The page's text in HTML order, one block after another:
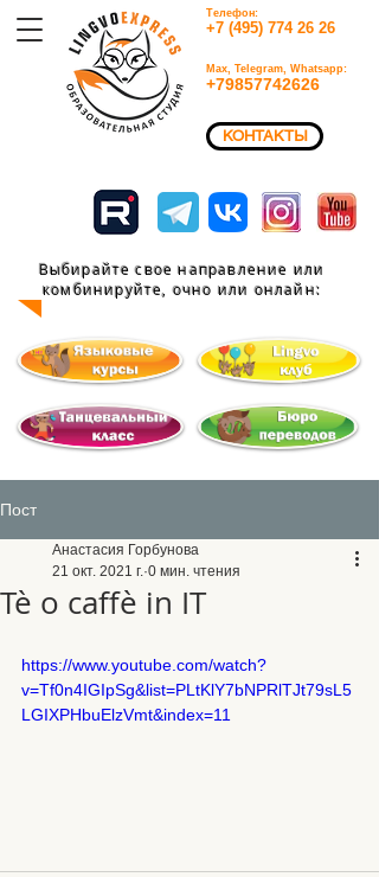
КОНТАКТЫ
Телефон:
+7 (495) 774 26 26​
Max, Telegram, Whatsapp:
+79857742626​
Выбирайте свое направление или
комбинируйте, очно или онлайн:
Пост
Tè o caffè in IT
Анастасия Горбунова
21 окт. 2021 г. 0 мин. чтения
https://www.youtube.com/watch?
v=Tf0n4IGIpSg&list=PLtKlY7bNPRlTJt79sL5
LGIXPHbuElzVmt&index=11